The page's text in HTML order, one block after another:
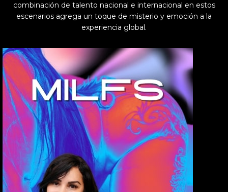
combinación de talento nacional e internacional en estos
escenarios agrega un toque de misterio y emoción a la
experiencia global.